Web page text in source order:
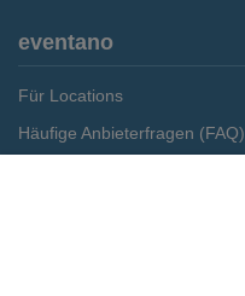
eventano
Für Locations
Häufige Anbieterfragen (FAQ)